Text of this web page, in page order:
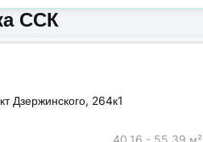
ССК
Дзержинского, 264к1